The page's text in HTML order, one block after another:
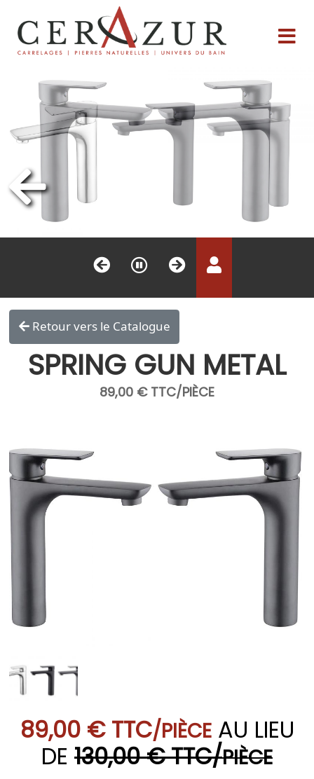
Retour vers le Catalogue
SPRING GUN METAL
89,00 € TTC/PIÈCE
89,00 € TTC/PIÈCE AU LIEU
DE 130,00 € TTC/PIÈCE